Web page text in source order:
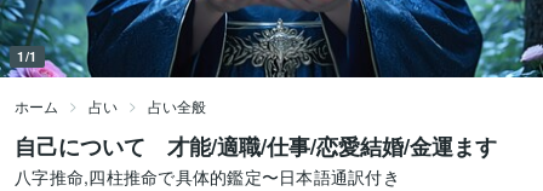
1/1
ホーム 占い 占い全般
自己について 才能/適職/仕事/恋愛結婚/金運ます
八字推命,四柱推命で具体的鑑定〜日本語通訳付き